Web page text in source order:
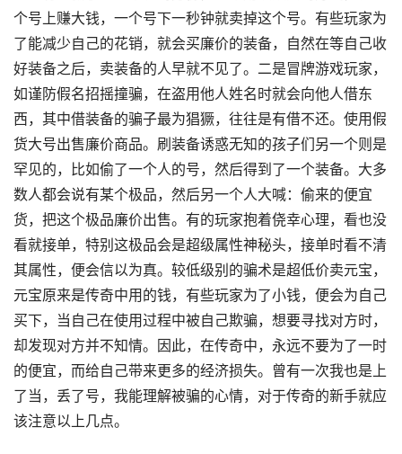
个号上赚大钱，一个号下一秒钟就卖掉这个号。有些玩家为
了能减少自己的花销，就会买廉价的装备，自然在等自己收
好装备之后，卖装备的人早就不见了。二是冒牌游戏玩家，
如谨防假名招摇撞骗，在盗用他人姓名时就会向他人借东
西，其中借装备的骗子最为猖獗，往往是有借不还。使用假
货大号出售廉价商品。刷装备诱惑无知的孩子们另一个则是
罕见的，比如偷了一个人的号，然后得到了一个装备。大多
数人都会说有某个极品，然后另一个人大喊：偷来的便宜
货，把这个极品廉价出售。有的玩家抱着侥幸心理，看也没
看就接单，特别这极品会是超级属性神秘头，接单时看不清
其属性，便会信以为真。较低级别的骗术是超低价卖元宝，
元宝原来是传奇中用的钱，有些玩家为了小钱，便会为自己
买下，当自己在使用过程中被自己欺骗，想要寻找对方时，
却发现对方并不知情。因此，在传奇中，永远不要为了一时
的便宜，而给自己带来更多的经济损失。曾有一次我也是上
了当，丢了号，我能理解被骗的心情，对于传奇的新手就应
该注意以上几点。